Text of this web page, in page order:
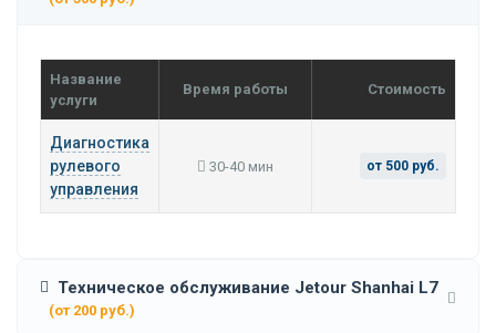
Название
услуги
Время работы Стоимость
Диагностика
рулевого
управления
30-40 мин от 500 руб.
Техническое обслуживание Jetour Shanhai L7
(от 200 руб.)